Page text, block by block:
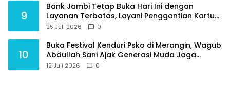
9
Bank Jambi Tetap Buka Hari Ini dengan
Layanan Terbatas, Layani Penggantian Kartu
ATM dan Perubahan PIN
25 Juli 2026 0
10
Buka Festival Kenduri Psko di Merangin, Wagub
Abdullah Sani Ajak Generasi Muda Jaga
Budaya dan Jauhi Narkoba
12 Juli 2026 0